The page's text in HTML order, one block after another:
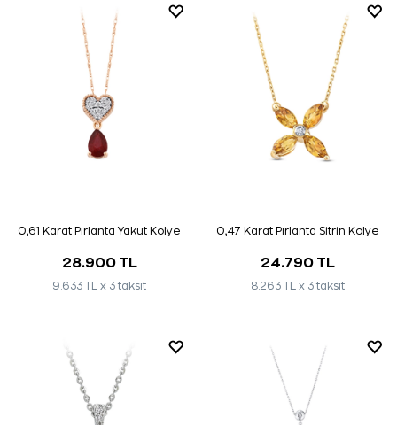
0,61 Karat Pırlanta Yakut Kolye
28.900 TL
9.633 TL x 3 taksit
0,47 Karat Pırlanta Sitrin Kolye
24.790 TL
8.263 TL x 3 taksit